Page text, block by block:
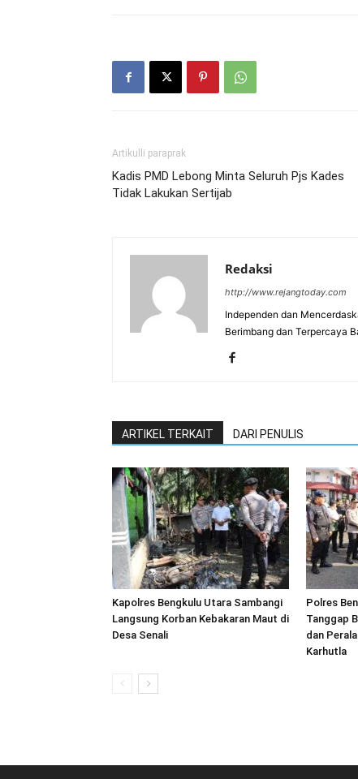
Artikulli paraprak
Kadis PMD Lebong Minta Seluruh Pjs Kades
Tidak Lakukan Sertijab
Redaksi
http://www.rejangtoday.com
Independen dan
Berimbang dan Terpercaya
ARTIKEL TERKAIT DARI PENULIS
Kapolres Bengkulu Utara Sambangi
Langsung Korban Kebakaran Maut di
Desa Senali
Polres
Tanggap
dan
Karhutla